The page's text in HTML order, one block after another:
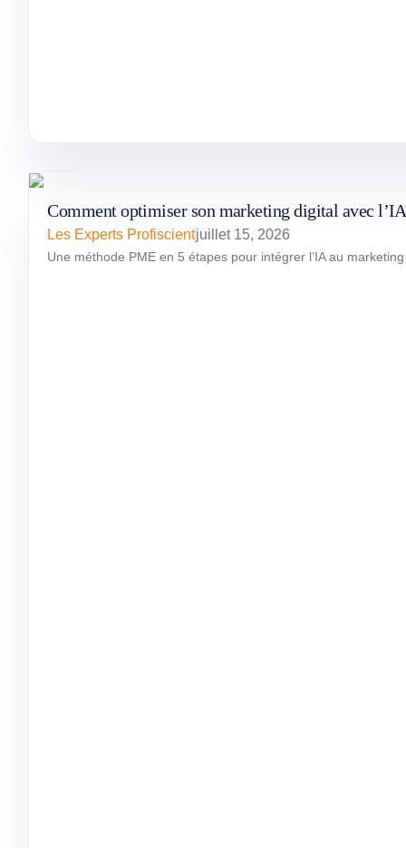
Comment optimiser son marketing digital avec
Les Experts Profiscientjuillet 15, 2026
Une méthode PME en 5 étapes pour intégrer l’IA au